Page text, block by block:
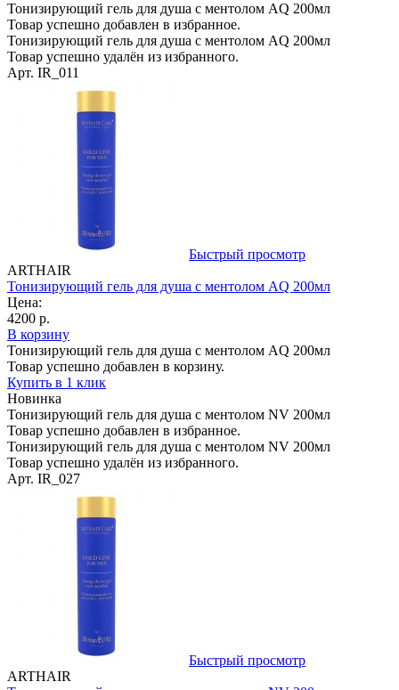
Тонизирующий гель для душа с ментолом AQ 200мл
Товар успешно добавлен в избранное.
Тонизирующий гель для душа с ментолом AQ 200мл
Товар успешно удалён из избранного.
Арт. IR_011
Быстрый просмотр
ARTHAIR
Тонизирующий гель для душа с ментолом AQ 200мл
Цена:
4200 р.
В корзину
Тонизирующий гель для душа с ментолом AQ 200мл
Товар успешно добавлен в корзину.
Купить в 1 клик
Новинка
Тонизирующий гель для душа с ментолом NV 200мл
Товар успешно добавлен в избранное.
Тонизирующий гель для душа с ментолом NV 200мл
Товар успешно удалён из избранного.
Арт. IR_027
Быстрый просмотр
ARTHAIR